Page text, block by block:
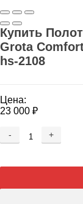
Купить
Grota
hs-2108
Цена:
23 000 ₽
-
+